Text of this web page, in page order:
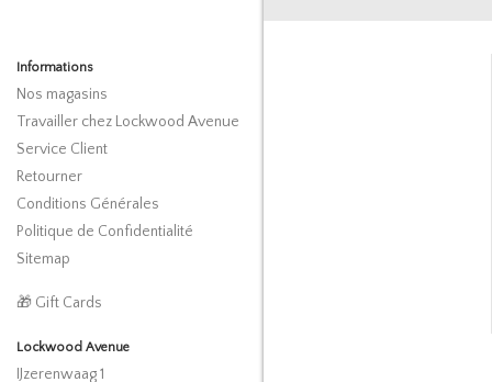
Informations
Nos magasins
Travailler chez Lockwood Avenue
Service Client
Retourner
Conditions Générales
Politique de Confidentialité
Sitemap
🎁 Gift Cards
Lockwood Avenue
IJzerenwaag 1